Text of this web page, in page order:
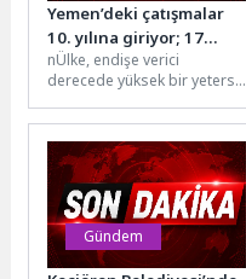
Yemen’deki çatışmalar
10. yılına giriyor; 17
milyondan fazla insan
sağlık yardımına ihtiyaç
duyuyor
nÜlke, endişe verici
derecede yüksek bir yetersiz
karşıya ve 5 yaşın altındaki...
Gündem